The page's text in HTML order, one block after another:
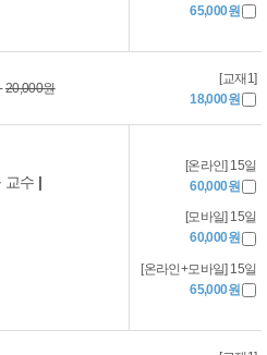
65,000원
20,000원
[교재1]
18,000원
교수 |
[온라인] 15일
60,000원
[모바일] 15일
60,000원
[온라인+모바일] 15일
65,000원